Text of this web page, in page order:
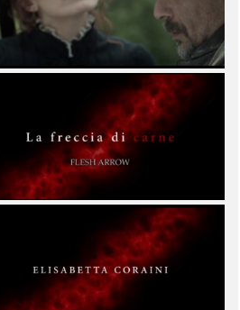
SCACTORS – MATTEO
RICCARDO PALAZZO VINCE
UNA BORSA DI STUDIO
Matteo Riccardo Palazzovince in
School City Actors una borsa di studio
di doppiaggio con Francesco Venditti
e Giorgio Borghetti.